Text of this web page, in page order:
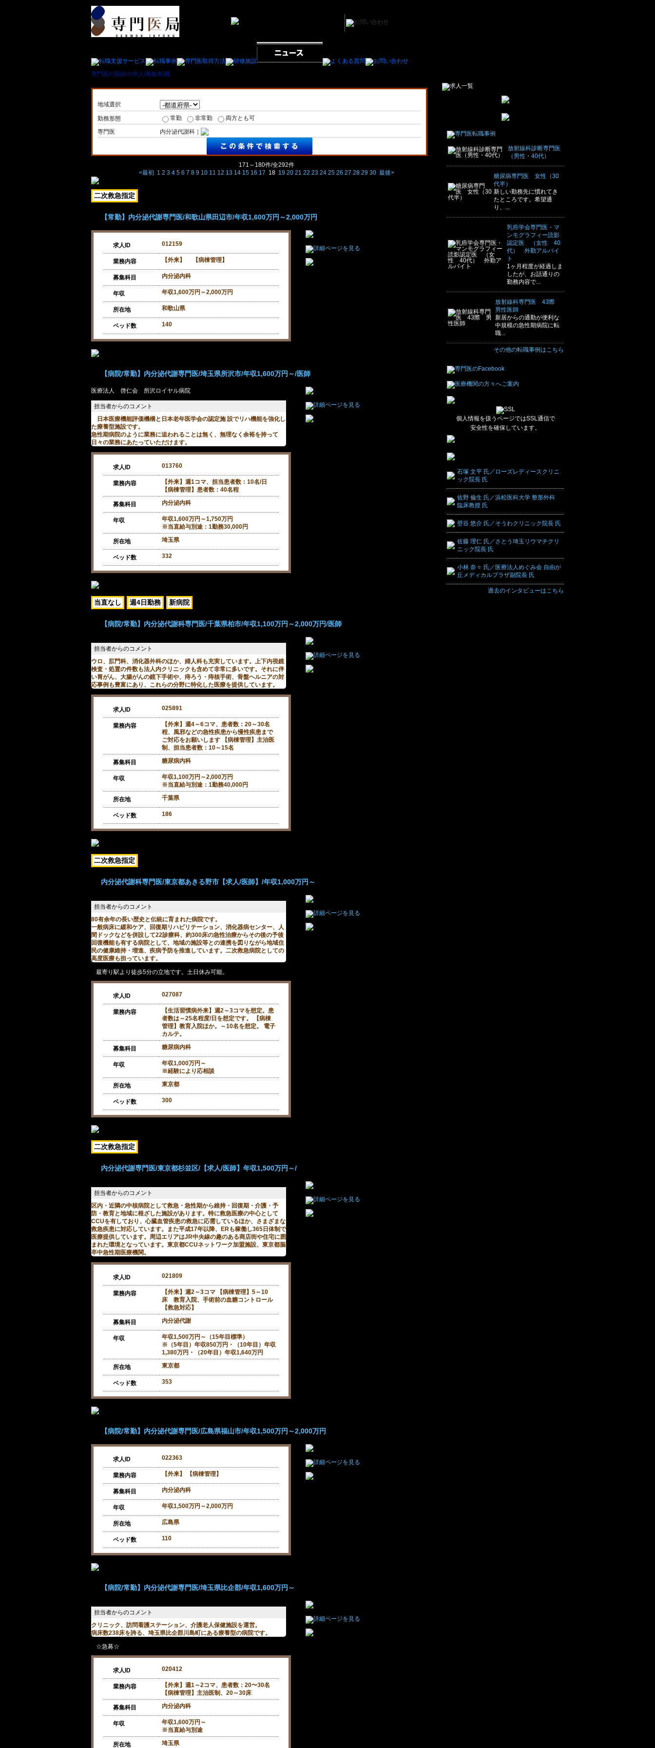
専門医の医師の求人/募集/転職
地域選択
勤務形態 常勤 非常勤
両方とも可
専門医
内分泌代謝科｜
171～180件/全292件
<最初 1 2 3 4 5 6 7 8 9 10 11 12 13 14 15 16 17 18 19 20 21 22 23 24 25 26 27 28 29 30 最後>
二次救急指定
【常勤】内分泌代謝専門医/和歌山県田辺市/年収1,600万円～2,000万円
求人ID 012159
業務内容 【外来】 【病棟管理】
募集科目 内分泌内科
年収 年収1,600万円～2,000万円
所在地 和歌山県
ベッド数 140
【病院/常勤】内分泌代謝専門医/埼玉県所沢市/年収1,600万円～/医師
医療法人 啓仁会 所沢ロイヤル病院
日本医療機能評価機構と日本老年医学会の認定施 設でリハ機能を強化し
た療養型施設です。
急性期病院のように業務に追われることは無く、無理なく余裕を持って
日々の業務にあたっていただけます。
求人ID 013760
業務内容
【外来】週1コマ、担当患者数：10名/日
【病棟管理】患者数：40名程
募集科目 内分泌内科
年収
年収1,600万円～1,750万円
※当直給与別途：1勤務30,000円
所在地 埼玉県
ベッド数 332
当直なし 週4日勤務 新病院
【病院/常勤】内分泌代謝科専門医/千葉県柏市/年収1,100万円～2,000万円/医師
ウロ、肛門科、消化器外科のほか、婦人科も充実しています。上下内視鏡
検査・処置の件数も法人内クリニックも含めて非常に多いです。それに伴
い胃がん、大腸がんの鏡下手術や、痔ろう・痔核手術、骨盤ヘルニアの対
応事例も豊富にあり、これらの分野に特化した医療を提供しています。
求人ID 025891
業務内容
【外来】週4～6コマ、患者数：20～30名
程、風邪などの急性疾患から慢性疾患まで
ご対応をお願いします 【病棟管理】主治医
制、担当患者数：10～15名
募集科目 糖尿病内科
年収
年収1,100万円～2,000万円
※当直給与別途：1勤務40,000円
所在地 千葉県
ベッド数 186
二次救急指定
内分泌代謝科専門医/東京都あきる野市【求人/医師】/年収1,000万円～
80有余年の長い歴史と伝統に育まれた病院です。
一般病床に緩和ケア、回復期リハビリテーション、消化器病センター、人
間ドックなどを併設して22診療科、約300床の急性治療からその後の予後
回復機能も有する病院として、地域の施設等との連携を図りながら地域住
民の健康維持・増進、疾病予防を推進しています。二次救急病院としての
高度医療も担っています。
最寄り駅より徒歩5分の立地です。土日休み可能。
求人ID 027087
業務内容
【生活習慣病外来】週2～3コマを想定。患
者数は～25名程度/日を想定です。 【病棟
管理】教育入院ほか。～10名を想定。 電子
カルテ。
募集科目 糖尿病内科
年収
年収1,000万円～
※経験により応相談
所在地 東京都
ベッド数 300
二次救急指定
内分泌代謝専門医/東京都杉並区/【求人/医師】年収1,500万円～/
区内・近隣の中核病院として救急・急性期から維持・回復期・介護・予
防・教育と地域に根ざした施設があります。特に救急医療の中心として
CCUを有しており、心臓血管疾患の救急に応需しているほか、さまざまな
救急疾患に対応しています。また平成17年以降、ERも稼働し365日体制で
医療提供しています。周辺エリアはJR中央線の趣のある商店街や住宅に囲
まれた環境となっています。東京都CCUネットワーク加盟施設、東京都脳
卒中急性期医療機関。
求人ID 021809
業務内容
【外来】週2～3コマ 【病棟管理】5～10
床 教育入院、手術前の血糖コントロール
【救急対応】
募集科目 内分泌代謝
年収
年収1,500万円～（15年目標準）
※（5年目）年収850万円・（10年目）年収
1,380万円・（20年目）年収1,640万円
所在地 東京都
ベッド数 353
【病院/常勤】内分泌代謝専門医/広島県福山市/年収1,500万円～2,000万円
求人ID 022363
業務内容 【外来】 【病棟管理】
募集科目 内分泌内科
年収 年収1,500万円～2,000万円
所在地 広島県
ベッド数 110
【病院/常勤】内分泌代謝専門医/埼玉県比企郡/年収1,600万円～
クリニック、訪問看護ステーション、介護老人保健施設を運営。
病床数238床を誇る、埼玉県比企郡川島町にある療養型の病院です。
☆急募☆
求人ID 020412
業務内容
【外来】週1～2コマ、患者数：20〜30名
【病棟管理】主治医制、20～30床
募集科目 内分泌内科
年収
年収1,600万円～
※当直給与別途
所在地 埼玉県
放射線科診断専門医
（男性・40代）
糖尿病専門医 女性（30
代半）
新しい勤務先に慣れてき
たところです。希望通
り、...
乳癌学会専門医・マ
ンモグラフィー読影
認定医 （女性 40
代） 外勤アルバイ
ト
1ヶ月程度が経過しま
したが、お話通りの
勤務内容で...
放射線科専門医 43際
男性医師
新居からの通勤が便利な
中規模の急性期病院に転
職...
その他の転職事例はこちら
個人情報を扱うページではSSL通信で
安全性を確保しています。
石塚 文平 氏／ローズレディースクリニ
ック院長 氏
佐野 倫生 氏／浜松医科大学 整形外科
臨床教授 氏
壁谷 悠介 氏／そうわクリニック院長 氏
佐藤 理仁 氏／さとう埼玉リウマチクリ
ニック院長 氏
小林 奈々 氏／医療法人めぐみ会 自由が
丘メディカルプラザ副院長 氏
過去のインタビューはこちら